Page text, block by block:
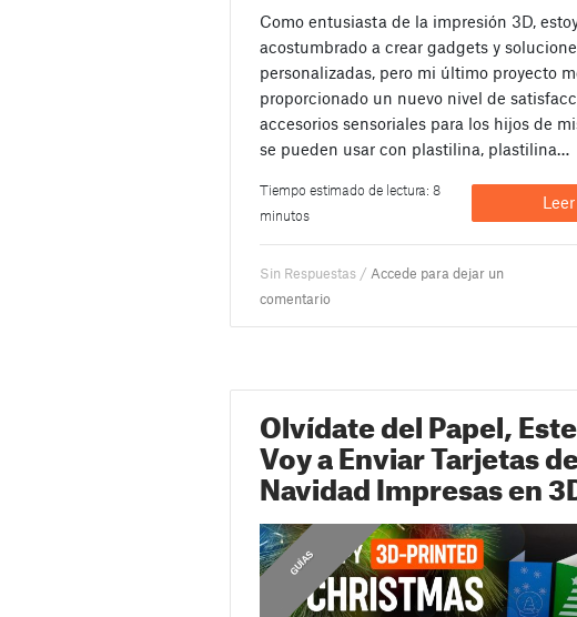
Como entusiasta de la impresión 3D,
acostumbrado a crear gadgets y
personalizadas, pero mi último proyecto
proporcionado un nuevo nivel de
accesorios sensoriales para los hijos de
se pueden usar con plastilina, plastilina…
Tiempo estimado de lectura: 8
minutos
Sin Respuestas / Accede para dejar un
comentario
Olvídate del Papel,
Voy a Enviar Tarjetas
Navidad Impresas en
C
O
N
S
E
J
O
S
D
E
I
M
P
R
E
S
I
Ó
N
GUÍAS